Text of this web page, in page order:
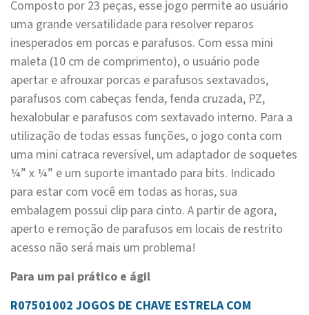
Composto por 23 peças, esse jogo permite ao usuário
uma grande versatilidade para resolver reparos
inesperados em porcas e parafusos. Com essa mini
maleta (10 cm de comprimento), o usuário pode
apertar e afrouxar porcas e parafusos sextavados,
parafusos com cabeças fenda, fenda cruzada, PZ,
hexalobular e parafusos com sextavado interno. Para a
utilização de todas essas funções, o jogo conta com
uma mini catraca reversível, um adaptador de soquetes
¼” x ¼” e um suporte imantado para bits. Indicado
para estar com você em todas as horas, sua
embalagem possui clip para cinto. A partir de agora,
aperto e remoção de parafusos em locais de restrito
acesso não será mais um problema!
Para um pai prático e ágil
R07501002 JOGOS DE CHAVE ESTRELA COM